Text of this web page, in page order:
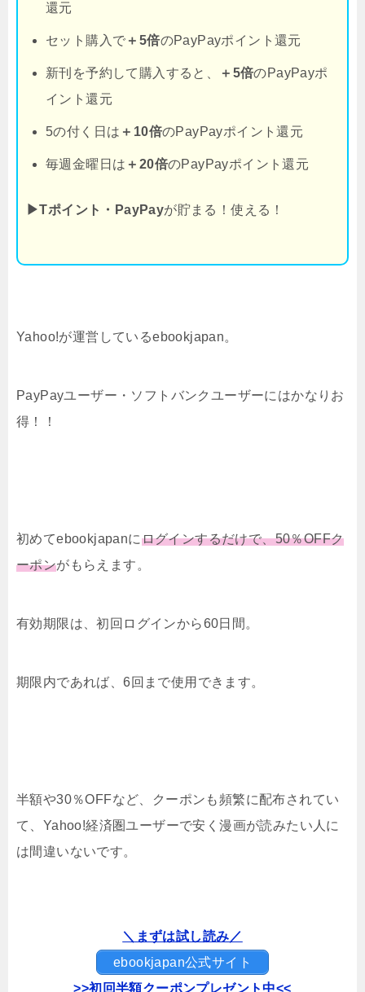
還元
セット購入で ＋5倍のPayPayポイント還元
新刊を予約して購入すると、 ＋5倍のPayPayポ
イント還元
5の付く日は ＋10倍のPayPayポイント還元
毎週金曜日は ＋20倍のPayPayポイント還元
▶Tポイント・PayPayが貯まる！使える！
Yahoo!が運営しているebookjapan。
PayPayユーザー・ソフトバンクユーザーにはかなりお
得！！
初めてebookjapanにログインするだけで、50％OFFク
ーポンがもらえます。
有効期限は、初回ログインから60日間。
期限内であれば、6回まで使用できます。
半額や30％OFFなど、クーポンも頻繁に配布されてい
て、Yahoo!経済圏ユーザーで安く漫画が読みたい人に
は間違いないです。
＼まずは試し読み／
ebookjapan公式サイト
>>初回半額クーポンプレゼント中<<